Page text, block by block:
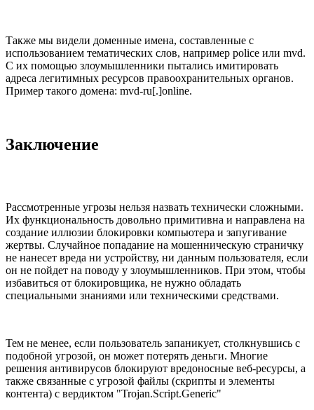
Также мы видели доменные имена, составленные с
использованием тематических слов, например police или mvd.
С их помощью злоумышленники пытались имитировать
адреса легитимных ресурсов правоохранительных органов.
Пример такого домена: mvd-ru[.]online.
Заключение
Рассмотренные угрозы нельзя назвать технически сложными.
Их функциональность довольно примитивна и направлена на
создание иллюзии блокировки компьютера и запугивание
жертвы. Случайное попадание на мошенническую страничку
не нанесет вреда ни устройству, ни данным пользователя, если
он не пойдет на поводу у злоумышленников. При этом, чтобы
избавиться от блокировщика, не нужно обладать
специальными знаниями или техническими средствами.
Тем не менее, если пользователь запаникует, столкнувшись с
подобной угрозой, он может потерять деньги. Многие
решения антивирусов блокируют вредоносные веб-ресурсы, а
также связанные с угрозой файлы (скрипты и элементы
контента) с вердиктом "Trojan.Script.Generic"